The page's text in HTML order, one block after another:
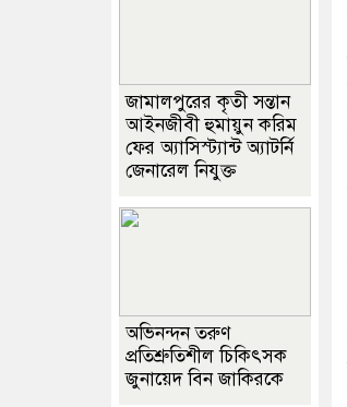
জামালপুরের কৃতী সন্তান
আইনজীবী হুমায়ুন করিম
ফের অ্যাসিস্ট্যান্ট অ্যাটর্নি
জেনারেল নিযুক্ত
অভিনন্দন তরুণ
প্রতিশ্রুতিশীল চিকিৎসক
জুনায়েদ বিন জাকিরকে